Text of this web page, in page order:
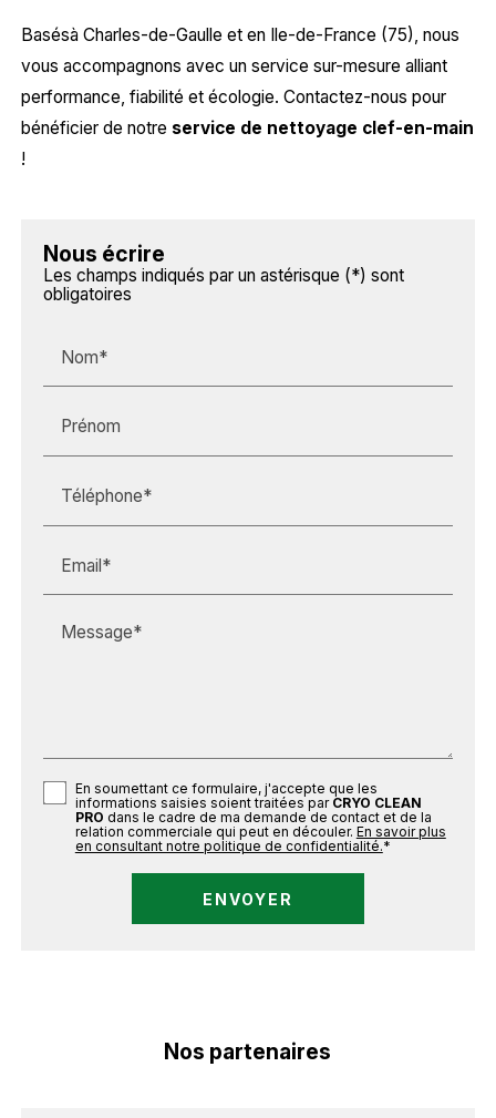
Basésà Charles-de-Gaulle et en Ile-de-France (75), nous
vous accompagnons avec un service sur-mesure alliant
performance, fiabilité et écologie. Contactez-nous pour
bénéficier de notre service de nettoyage clef-en-main
!
Nous écrire
Les champs indiqués par un astérisque (*) sont
obligatoires
Nom*
Prénom
Téléphone*
Email*
Message*
En soumettant ce formulaire, j'accepte que les
informations saisies soient traitées par CRYO CLEAN
PRO dans le cadre de ma demande de contact et de la
relation commerciale qui peut en découler. En savoir plus
en consultant notre politique de confidentialité.*
Nos partenaires